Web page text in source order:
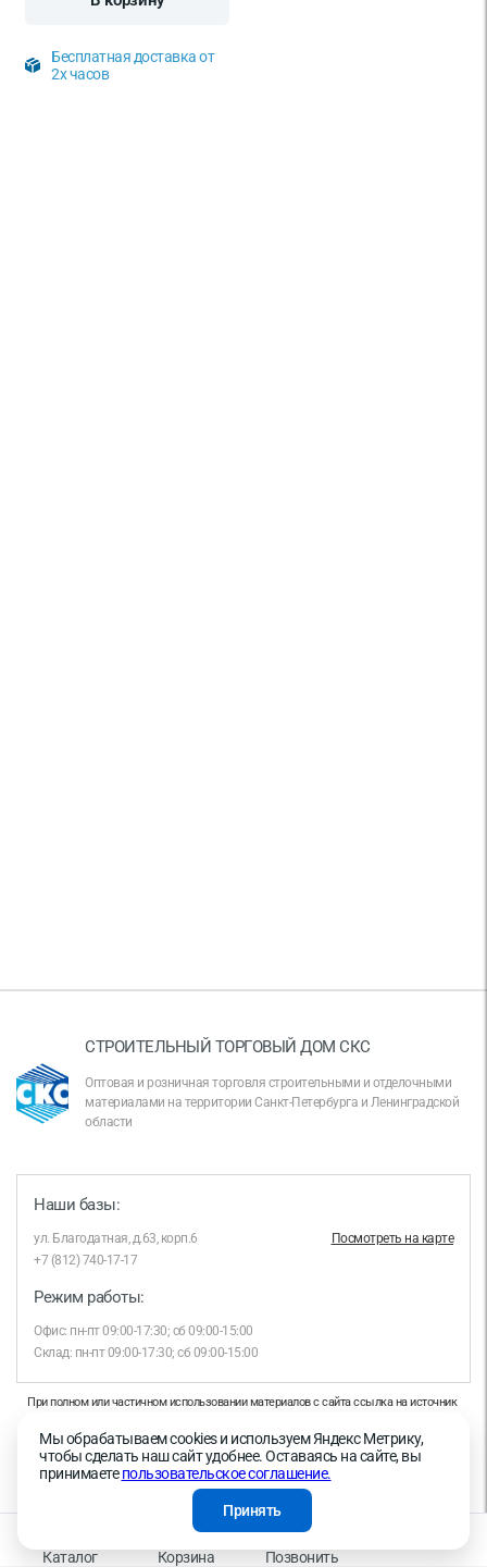
Каталог Корзина Позвонить
Бесплатная доставка от
2х часов
СТРОИТЕЛЬНЫЙ ТОРГОВЫЙ ДОМ СКС
Оптовая и розничная торговля строительными и отделочными
материалами на территории Санкт-Петербурга и Ленинградской
области
Наши базы:
ул. Благодатная, д.63, корп.6
Посмотреть на карте
+7 (812) 740-17-17
Режим работы:
Офис: пн-пт 09:00-17:30; сб 09:00-15:00
Склад: пн-пт 09:00-17:30; сб 09:00-15:00
При полном или частичном использовании материалов с сайта ссылка на источник
Продолжая работу с сайтом, вы даете согласие на использование сайтом cookies и
на обработку персональных данных в целях функционирования сайта, проведения
ретаргетинга, статистических исследований, улучшения сервиса и предоставления
релевантной рекламной информации на основе ваших предпочтений и интересов.
На информационном ресурсе применяются рекомендательные технологии —
Правила применения рекомендательных технологий
Мы обрабатываем cookies и используем Яндекс Метрику,
чтобы сделать наш сайт удобнее. Оставаясь на сайте, вы
принимаетепользовательское соглашение.
Принять